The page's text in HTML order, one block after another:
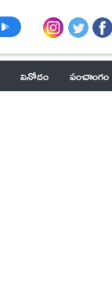
వినోదం పంచాంగం